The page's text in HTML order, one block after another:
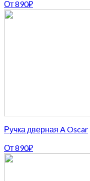
От890₽
Ручка дверная A Oscar
От890₽